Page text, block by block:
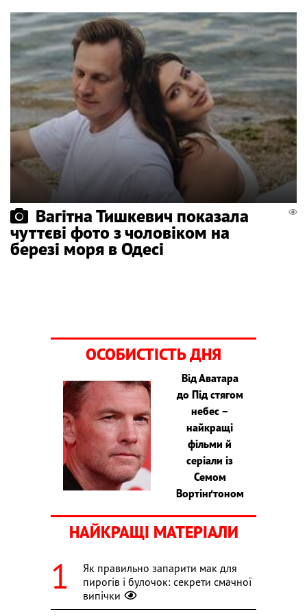
Вагітна Тишкевич показала
чуттєві фото з чоловіком на
березі моря в Одесі
ОСОБИСТІСТЬ ДНЯ
Від Аватара
до Під стягом
небес –
найкращі
фільми й
серіали із
Семом
Вортінґтоном
НАЙКРАЩІ МАТЕРІАЛИ
Як правильно запарити мак для
пирогів і булочок: секрети смачної
випічки